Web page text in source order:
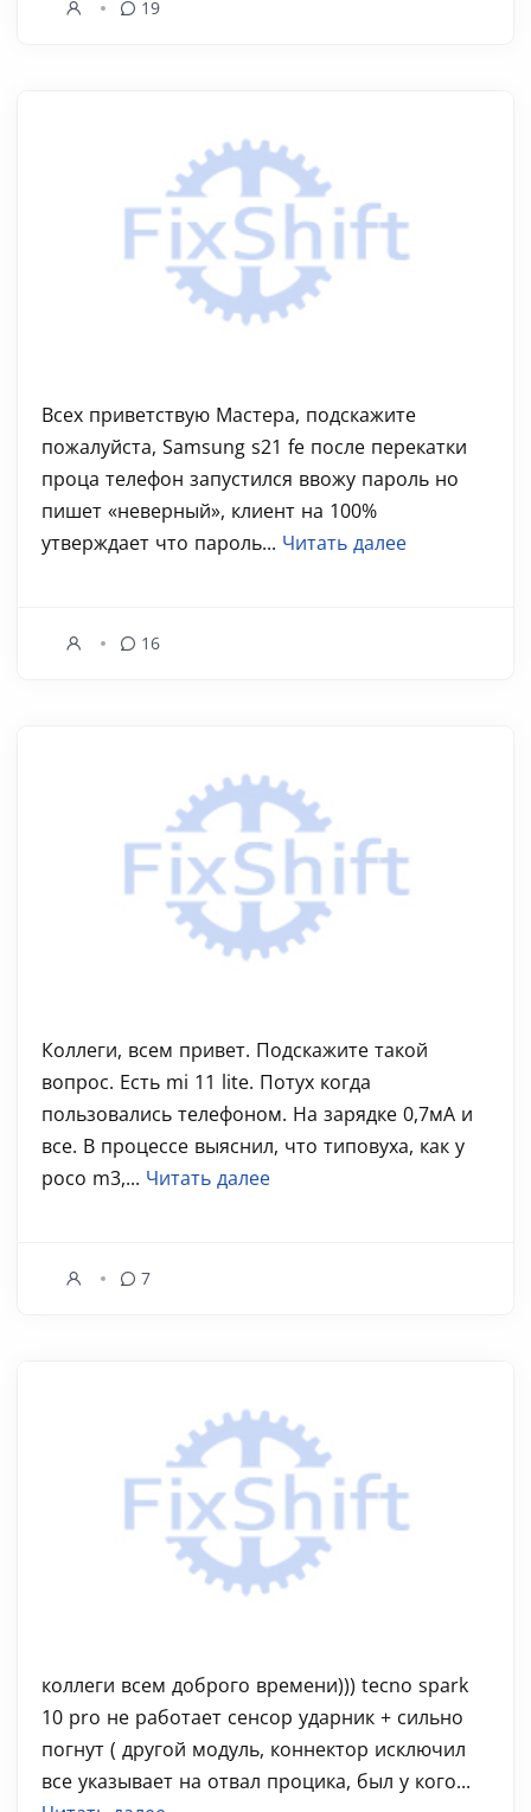
19
Всех приветствую Мастера, подскажите
пожалуйста, Samsung s21 fe после перекатки
проца телефон запустился ввожу пароль но
пишет «неверный», клиент на 100%
утверждает что пароль... Читать далее
16
Коллеги, всем привет. Подскажите такой
вопрос. Есть mi 11 lite. Потух когда
пользовались телефоном. На зарядке 0,7мА и
все. В процессе выяснил, что типовуха, как у
poco m3,... Читать далее
7
коллеги всем доброго времени))) tecno spark
10 pro не работает сенсор ударник + сильно
погнут ( другой модуль, коннектор исключил
все указывает на отвал процика, был у кого...